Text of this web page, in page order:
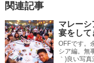
関連記事
マレー
宴をして
OFFです。
シア編。無
｀)良い写